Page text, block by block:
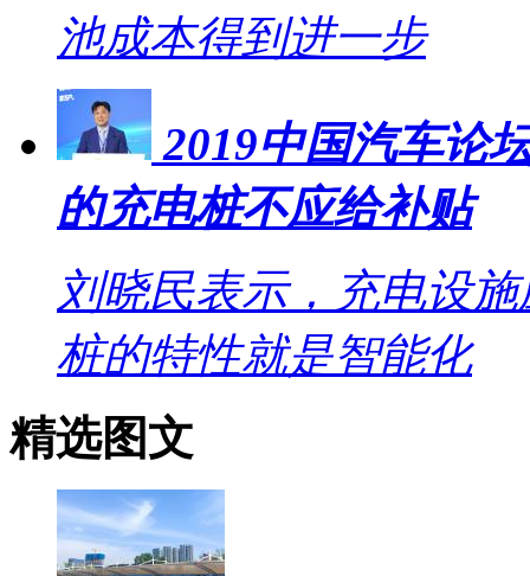
池成本得到进一步
2019中国汽车论
的充电桩不应给补贴
刘晓民表示，充电设
桩的特性就是智能化
精选图文